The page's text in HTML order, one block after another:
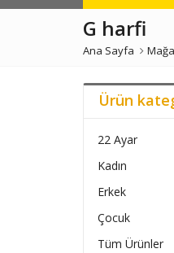
G harfi
Ana Sayfa
Ürün
22 Ayar
Kadın
Erkek
Çocuk
Tüm Ürünler